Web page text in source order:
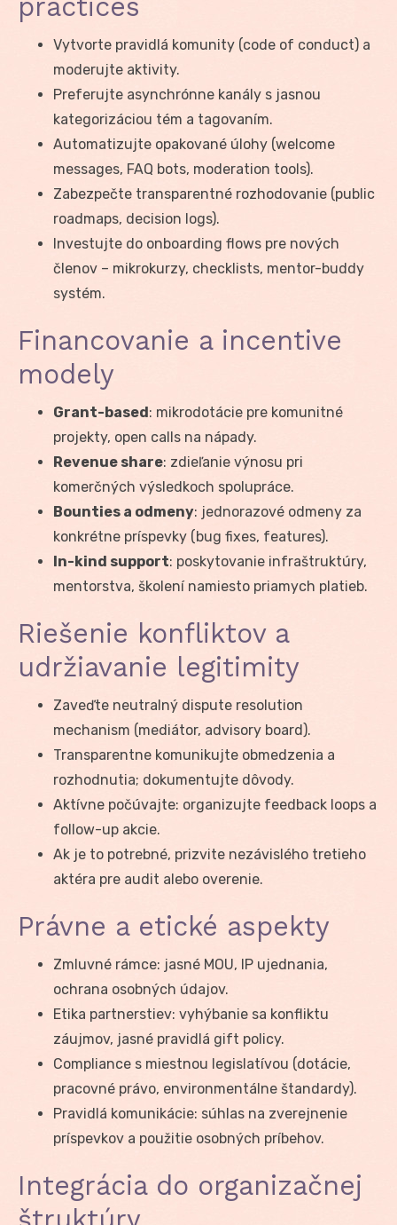
practices
Vytvorte pravidlá komunity (code of conduct) a
moderujte aktivity.
Preferujte asynchrónne kanály s jasnou
kategorizáciou tém a tagovaním.
Automatizujte opakované úlohy (welcome
messages, FAQ bots, moderation tools).
Zabezpečte transparentné rozhodovanie (public
roadmaps, decision logs).
Investujte do onboarding flows pre nových
členov – mikrokurzy, checklists, mentor-buddy
systém.
Financovanie a incentive
modely
Grant-based: mikrodotácie pre komunitné
projekty, open calls na nápady.
Revenue share: zdieľanie výnosu pri
komerčných výsledkoch spolupráce.
Bounties a odmeny: jednorazové odmeny za
konkrétne príspevky (bug fixes, features).
In-kind support: poskytovanie infraštruktúry,
mentorstva, školení namiesto priamych platieb.
Riešenie konfliktov a
udržiavanie legitimity
Zaveďte neutralný dispute resolution
mechanism (mediátor, advisory board).
Transparentne komunikujte obmedzenia a
rozhodnutia; dokumentujte dôvody.
Aktívne počúvajte: organizujte feedback loops a
follow-up akcie.
Ak je to potrebné, prizvite nezávislého tretieho
aktéra pre audit alebo overenie.
Právne a etické aspekty
Zmluvné rámce: jasné MOU, IP ujednania,
ochrana osobných údajov.
Etika partnerstiev: vyhýbanie sa konfliktu
záujmov, jasné pravidlá gift policy.
Compliance s miestnou legislatívou (dotácie,
pracovné právo, environmentálne štandardy).
Pravidlá komunikácie: súhlas na zverejnenie
príspevkov a použitie osobných príbehov.
Integrácia do organizačnej